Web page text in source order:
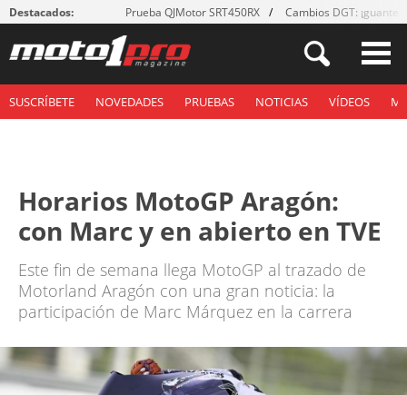
Destacados: Prueba QJMotor SRT450RX Cambios DGT: ¡guantes!
SUSCRÍBETE NOVEDADES PRUEBAS NOTICIAS VÍDEOS
Horarios MotoGP Aragón:
con Marc y en abierto en TVE
Este fin de semana llega MotoGP al trazado de
Motorland Aragón con una gran noticia: la
participación de Marc Márquez en la carrera